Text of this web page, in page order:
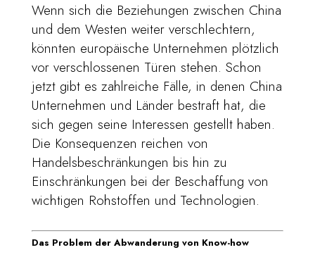
Wenn sich die Beziehungen zwischen China
und dem Westen weiter verschlechtern,
könnten europäische Unternehmen plötzlich
vor verschlossenen Türen stehen. Schon
jetzt gibt es zahlreiche Fälle, in denen China
Unternehmen und Länder bestraft hat, die
sich gegen seine Interessen gestellt haben.
Die Konsequenzen reichen von
Handelsbeschränkungen bis hin zu
Einschränkungen bei der Beschaffung von
wichtigen Rohstoffen und Technologien.
Das Problem der Abwanderung von Know-how